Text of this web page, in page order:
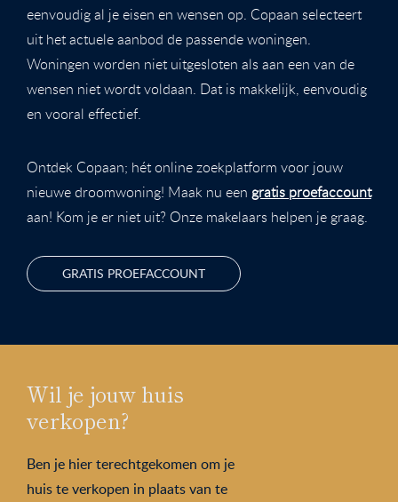
eenvoudig al je eisen en wensen op. Copaan selecteert
uit het actuele aanbod de passende woningen.
Woningen worden niet uitgesloten als aan een van de
wensen niet wordt voldaan. Dat is makkelijk, eenvoudig
en vooral effectief.
Ontdek Copaan; hét online zoekplatform voor jouw
nieuwe droomwoning! Maak nu een gratis proefaccount
aan! Kom je er niet uit? Onze makelaars helpen je graag.
GRATIS PROEFACCOUNT
Wil je jouw huis
verkopen?
Ben je hier terechtgekomen om je
huis te verkopen in plaats van te